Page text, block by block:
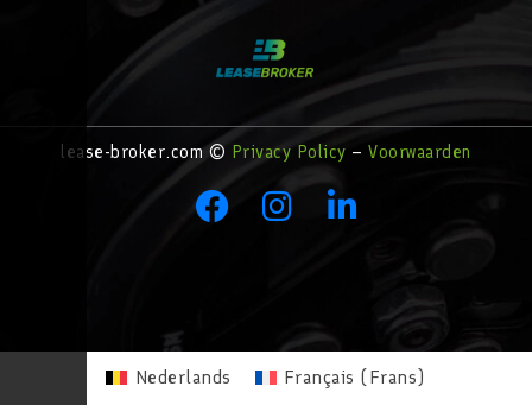
lease-broker.com © Privacy Policy –Voorwaarden
Nederlands Français (Frans)